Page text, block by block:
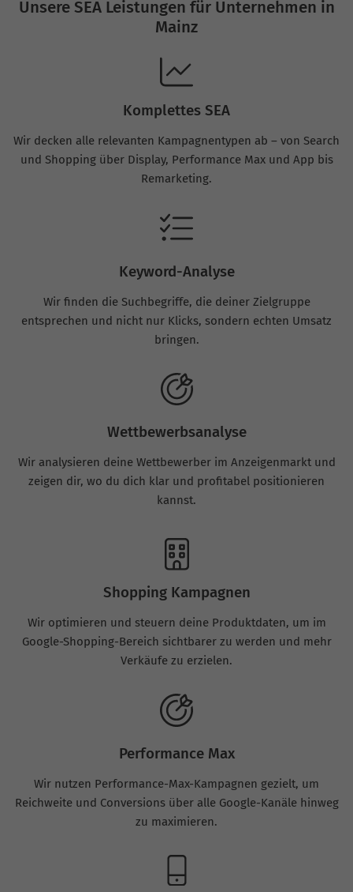
Unsere SEA Leistungen für Unternehmen in
Mainz
Komplettes SEA
Wir decken alle relevanten Kampagnentypen ab – von Search
und Shopping über Display, Performance Max und App bis
Remarketing.
Keyword-Analyse
Wir finden die Suchbegriffe, die deiner Zielgruppe
entsprechen und nicht nur Klicks, sondern echten Umsatz
bringen.
Wettbewerbsanalyse
Wir analysieren deine Wettbewerber im Anzeigenmarkt und
zeigen dir, wo du dich klar und profitabel positionieren
kannst.
Shopping Kampagnen
Wir optimieren und steuern deine Produktdaten, um im
Google-Shopping-Bereich sichtbarer zu werden und mehr
Verkäufe zu erzielen.
Performance Max
Wir nutzen Performance-Max-Kampagnen gezielt, um
Reichweite und Conversions über alle Google-Kanäle hinweg
zu maximieren.